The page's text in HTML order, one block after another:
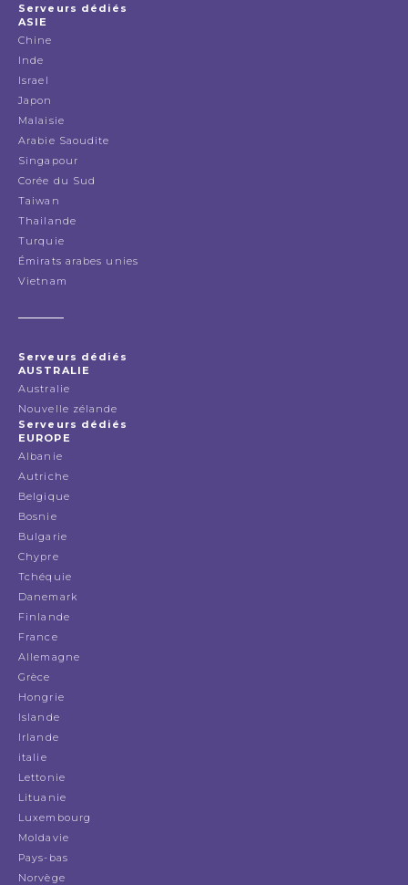
Serveurs dédiés
ASIE
Chine
Inde
Israel
Japon
Malaisie
Arabie Saoudite
Singapour
Corée du Sud
Taiwan
Thailande
Turquie
Émirats arabes unies
Vietnam
Serveurs dédiés
AUSTRALIE
Australie
Nouvelle zélande
Serveurs dédiés
EUROPE
Albanie
Autriche
Belgique
Bosnie
Bulgarie
Chypre
Tchéquie
Danemark
Finlande
France
Allemagne
Grèce
Hongrie
Islande
Irlande
italie
Lettonie
Lituanie
Luxembourg
Moldavie
Pays-bas
Norvège